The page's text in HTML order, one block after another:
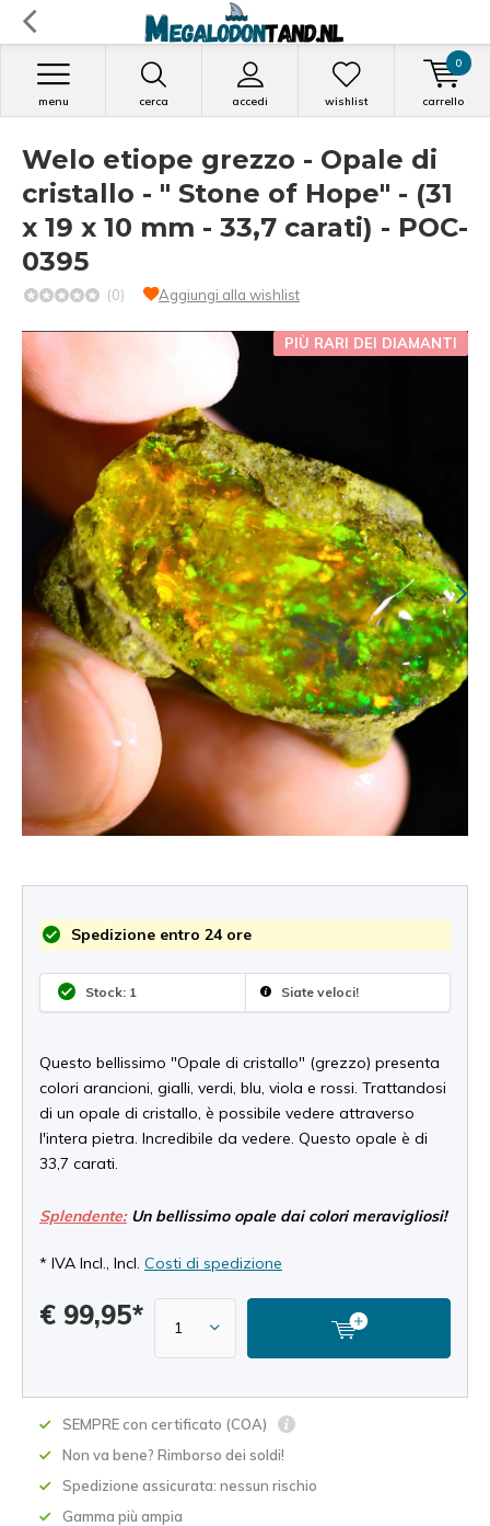
cerca accedi
menu wishlist carrello
0
Welo etiope grezzo - Opale di
cristallo - " Stone of Hope" - (31
x 19 x 10 mm - 33,7 carati) - POC-
0395
(0) Aggiungi alla wishlist
PIÙ RARI DEI DIAMANTI
Spedizione entro 24 ore
Stock: 1 Siate veloci!
Questo bellissimo "Opale di cristallo" (grezzo) presenta
colori arancioni, gialli, verdi, blu, viola e rossi. Trattandosi
di un opale di cristallo, è possibile vedere attraverso
l'intera pietra. Incredibile da vedere. Questo opale è di
33,7 carati.
Splendente:Un bellissimo opale dai colori meravigliosi!
* IVA Incl., Incl. Costi di spedizione
€ 99,95*
SEMPRE con certificato (COA)
Non va bene? Rimborso dei soldi!
Spedizione assicurata: nessun rischio
Gamma più ampia